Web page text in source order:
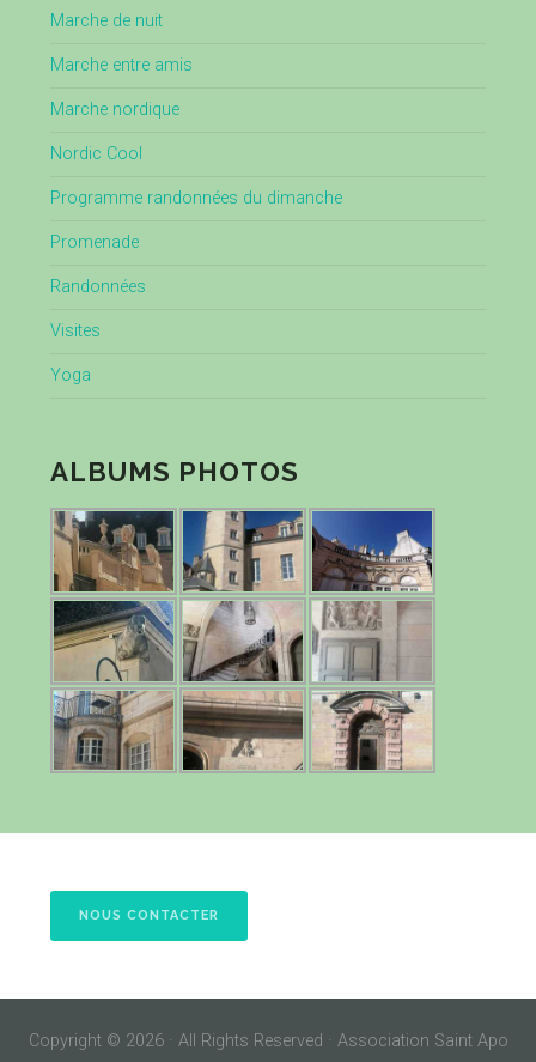
Marche de nuit
Marche entre amis
Marche nordique
Nordic Cool
Programme randonnées du dimanche
Promenade
Randonnées
Visites
Yoga
ALBUMS PHOTOS
NOUS CONTACTER
Copyright © 2026 · All Rights Reserved · Association Saint Apo